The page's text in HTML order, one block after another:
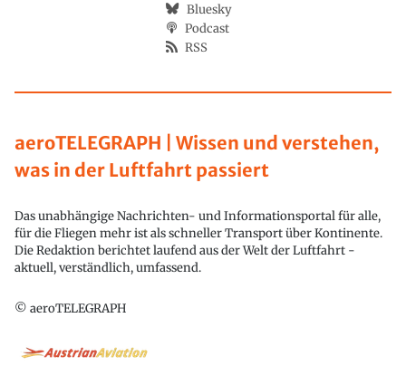
aeroTELEGRAPH | Wissen und verstehen,
was in der Luftfahrt passiert
Das unabhängige Nachrichten- und Informationsportal für alle,
für die Fliegen mehr ist als schneller Transport über Kontinente.
Die Redaktion berichtet laufend aus der Welt der Luftfahrt -
aktuell, verständlich, umfassend.
© aeroTELEGRAPH
Bluesky
Podcast
RSS